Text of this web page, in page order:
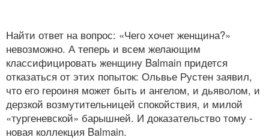
Найти ответ на вопрос: «Чего хочет женщина?»
невозможно. А теперь и всем желающим
классифицировать женщину Balmain придется
отказаться от этих попыток: Ольвье Рустен заявил,
что его героиня может быть и ангелом, и дьяволом, и
дерзкой возмутительницей спокойствия, и милой
«тургеневской» барышней. И доказательство тому -
новая коллекция Balmain.